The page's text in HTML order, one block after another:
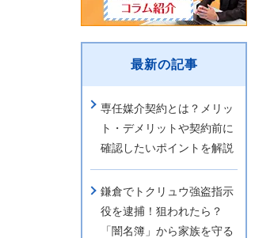
最新の記事
専任媒介契約とは？メリッ
ト・デメリットや契約前に
確認したいポイントを解説
鎌倉でトクリュウ強盗指示
役を逮捕！狙われたら？
「闇名簿」から家族を守る